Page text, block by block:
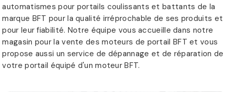
automatismes pour portails coulissants et battants de la
marque BFT pour la qualité irréprochable de ses produits et
pour leur fiabilité. Notre équipe vous accueille dans notre
magasin pour la vente des moteurs de portail BFT et vous
propose aussi un service de dépannage et de réparation de
votre portail équipé d'un moteur BFT.